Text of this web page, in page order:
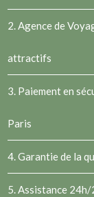
2.Agence de
attractifs
3. Paiement en
Paris
4. Garantie de la
5. Assistance